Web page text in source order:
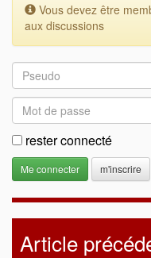
Vous devez être
aux discussions
rester connecté
m'inscrire
Article